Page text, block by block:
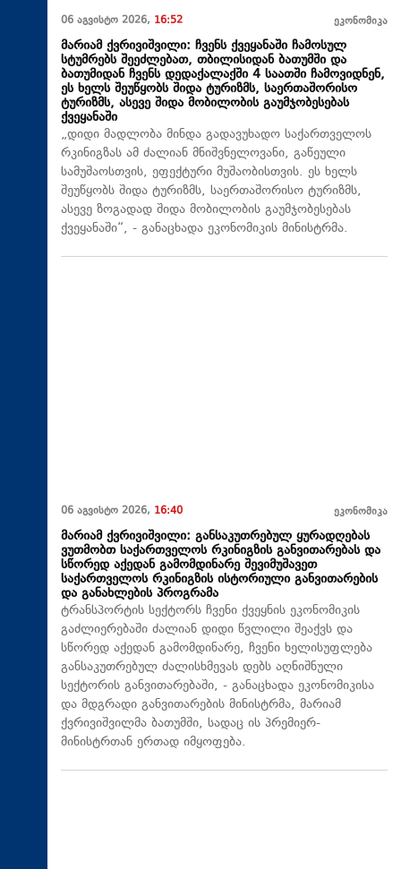
06 აგვისტო 2026, 16:52 ეკონომიკა
მარიამ ქვრივიშვილი: ჩვენს ქვეყანაში ჩამოსულ
სტუმრებს შეეძლებათ, თბილისიდან ბათუმში და
ბათუმიდან ჩვენს დედაქალაქში 4 საათში ჩამოვიდნენ,
ეს ხელს შეუწყობს შიდა ტურიზმს, საერთაშორისო
ტურიზმს, ასევე შიდა მობილობის გაუმჯობესებას
ქვეყანაში
„დიდი მადლობა მინდა გადავუხადო საქართველოს
რკინიგზას ამ ძალიან მნიშვნელოვანი, გაწეული
სამუშაოსთვის, ეფექტური მუშაობისთვის. ეს ხელს
შეუწყობს შიდა ტურიზმს, საერთაშორისო ტურიზმს,
ასევე ზოგადად შიდა მობილობის გაუმჯობესებას
ქვეყანაში“, - განაცხადა ეკონომიკის მინისტრმა.
06 აგვისტო 2026, 16:40 ეკონომიკა
მარიამ ქვრივიშვილი: განსაკუთრებულ ყურადღებას
ვუთმობთ საქართველოს რკინიგზის განვითარებას და
სწორედ აქედან გამომდინარე შევიმუშავეთ
საქართველოს რკინიგზის ისტორიული განვითარების
და განახლების პროგრამა
ტრანსპორტის სექტორს ჩვენი ქვეყნის ეკონომიკის
გაძლიერებაში ძალიან დიდი წვლილი შეაქვს და
სწორედ აქედან გამომდინარე, ჩვენი ხელისუფლება
განსაკუთრებულ ძალისხმევას დებს აღნიშნული
სექტორის განვითარებაში, - განაცხადა ეკონომიკისა
და მდგრადი განვითარების მინისტრმა, მარიამ
ქვრივიშვილმა ბათუმში, სადაც ის პრემიერ-
მინისტრთან ერთად იმყოფება.